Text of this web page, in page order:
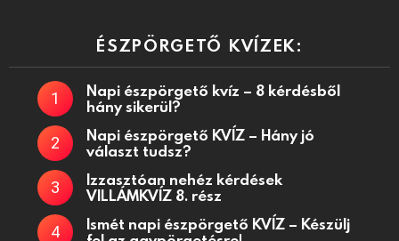
ÉSZPÖRGETŐ KVÍZEK:
Napi észpörgető kvíz – 8 kérdésből
hány sikerül?
Napi észpörgető KVÍZ – Hány jó
választ tudsz?
Izzasztóan nehéz kérdések
VILLÁMKVÍZ 8. rész
Ismét napi észpörgető KVÍZ – Készülj